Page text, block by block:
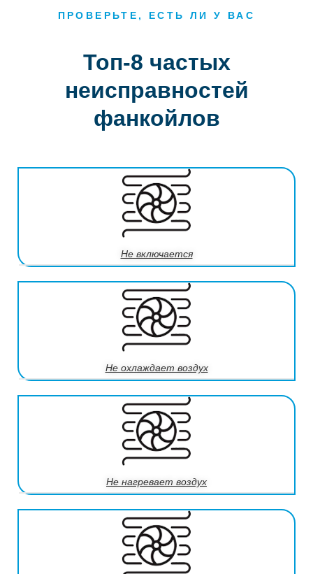
ПРОВЕРЬТЕ, ЕСТЬ ЛИ У ВАС
Топ-8 частых
неисправностей
фанкойлов
Не включается
Не охлаждает воздух
Не нагревает воздух